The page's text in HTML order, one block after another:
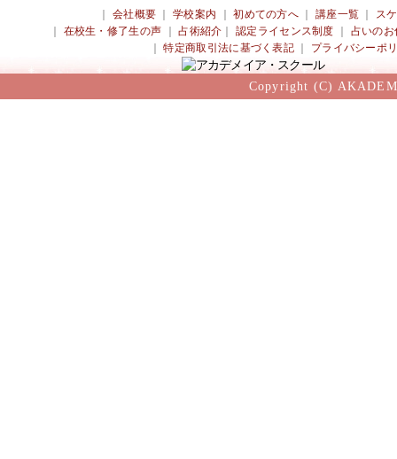
会社概要 ｜学校案内 ｜初めての方へ 講座一覧
ス
在校生・修了生の声 ｜占術紹介 ｜認定ライセンス制度
占いのお
｜特定商取引法に基づく表記 プライバシーポ
Copyright (C)